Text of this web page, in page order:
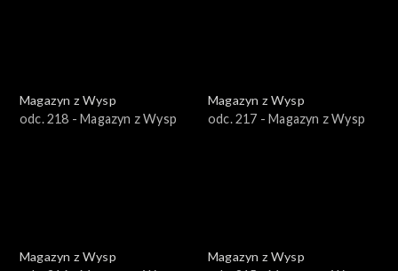
Magazyn z Wysp
odc. 218 - Magazyn z Wysp
Magazyn z Wysp
odc. 217 - Magazyn z Wysp
Magazyn z Wysp
Magazyn z Wysp